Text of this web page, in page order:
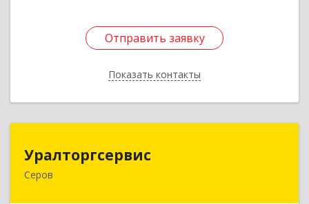
Отправить заявку
Показать контакты
Отправить заявку
Назад
Уралторгсервис
Серов
624980, Свердловская обл, Серов г, Кирова ул,